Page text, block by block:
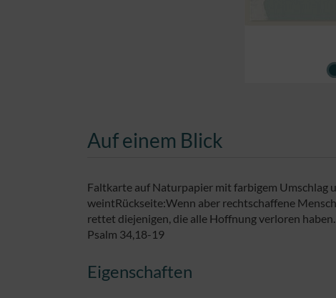
Auf einem Blick
Faltkarte auf Naturpapier mit farbigem Umschlag
weintRückseite:Wenn aber rechtschaffene
rettet diejenigen, die alle Hoffnung verloren haben.
Psalm 34,18-19
Eigenschaften